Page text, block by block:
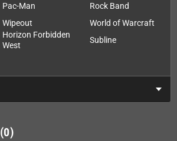
Pac-Man
Rock Band
Wipeout
World of Warcraft
Horizon Forbidden
West
Subline
(0)